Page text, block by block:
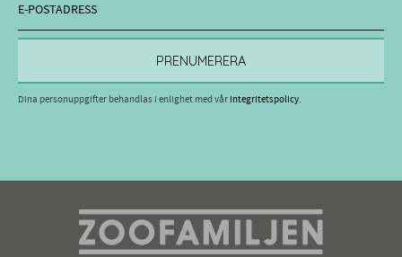
PRENUMERERA
Dina personuppgifter behandlas i enlighet med vårintegritetspolicy.